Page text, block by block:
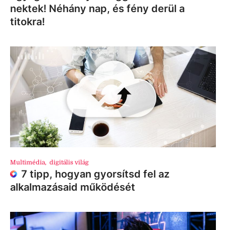
nektek! Néhány nap, és fény derül a
titokra!
Multimédia, digitális világ
7 tipp, hogyan gyorsítsd fel az
alkalmazásaid működését